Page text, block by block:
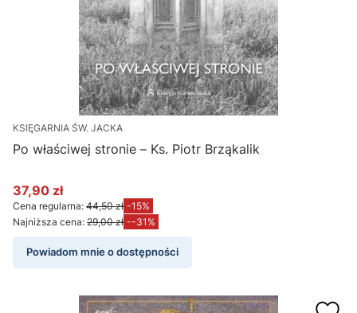
KSIĘGARNIA ŚW. JACKA
Po właściwej stronie – Ks. Piotr Brząkalik
Cena promocyjna
37,90 zł
Cena regularna: 44,50 zł -15%
Najniższa cena: 29,00 zł --31%
Powiadom mnie o dostępności